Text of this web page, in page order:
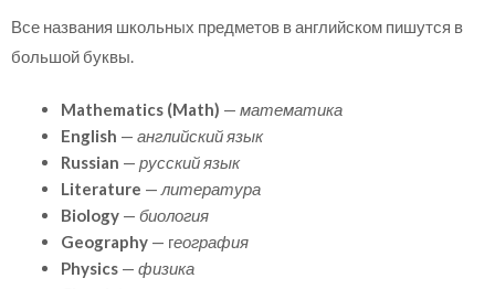
Все названия школьных предметов в английском пишутся в
большой буквы.
Mathematics (Math) — математика
English — английский язык
Russian — русский язык
Literature — литература
Biology — биология
Geography — география
Physics — физика